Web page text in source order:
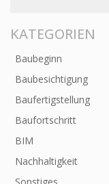
KATEGORIEN
Baubeginn
Baubesichtigung
Baufertigstellung
Baufortschritt
BIM
Nachhaltigkeit